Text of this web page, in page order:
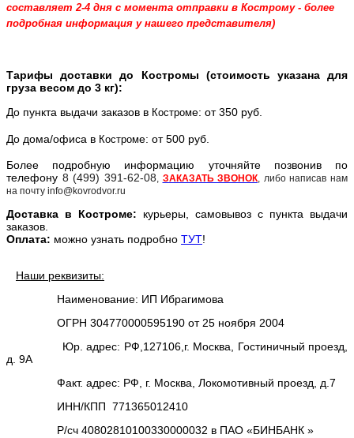
составляет 2-4 дня с момента отправки в Кострому - более
подробная информация у нашего представителя)
Тарифы доставки до Костромы (стоимость указана для
груза весом до 3 кг):
До пункта выдачи заказов в Костроме: от 350 руб.
До дома/офиса в Костроме: от 500 руб.
Более подробную информацию уточняйте позвонив по
телефону 8 (499) 391-62-08, ЗАКАЗАТЬ ЗВОНОК, либо написав нам
на почту info@kovrodvor.ru
Доставка в Костроме: курьеры, самовывоз с пункта выдачи
заказов.
Оплата: можно узнать подробно ТУТ!
Наши реквизиты:
Наименование: ИП Ибрагимова
ОГРН 304770000595190 от 25 ноября 2004
Юр. адрес: РФ,127106,г. Москва, Гостиничный проезд,
д. 9А
Факт. адрес: РФ, г. Москва, Локомотивный проезд, д.7
ИНН/КПП 771365012410
Р/сч 40802810100330000032 в ПАО «БИНБАНК »